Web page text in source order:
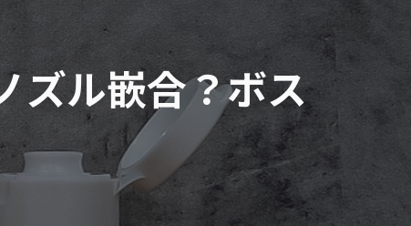
ズル嵌合？ボス